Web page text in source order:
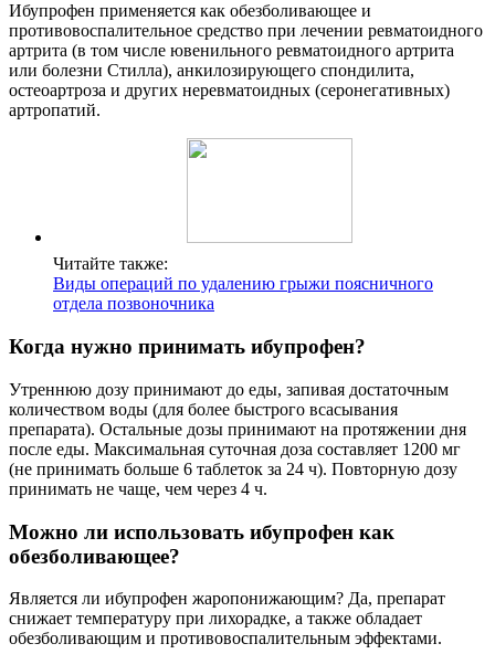
Ибупрофен применяется как обезболивающее и
противовоспалительное средство при лечении ревматоидного
артрита (в том числе ювенильного ревматоидного артрита
или болезни Стилла), анкилозирующего спондилита,
остеоартроза и других неревматоидных (серонегативных)
артропатий.
Читайте также:
Виды операций по удалению грыжи поясничного
отдела позвоночника
Когда нужно принимать ибупрофен?
Утреннюю дозу принимают до еды, запивая достаточным
количеством воды (для более быстрого всасывания
препарата). Остальные дозы принимают на протяжении дня
после еды. Максимальная суточная доза составляет 1200 мг
(не принимать больше 6 таблеток за 24 ч). Повторную дозу
принимать не чаще, чем через 4 ч.
Можно ли использовать ибупрофен как
обезболивающее?
Является ли ибупрофен жаропонижающим? Да, препарат
снижает температуру при лихорадке, а также обладает
обезболивающим и противовоспалительным эффектами.